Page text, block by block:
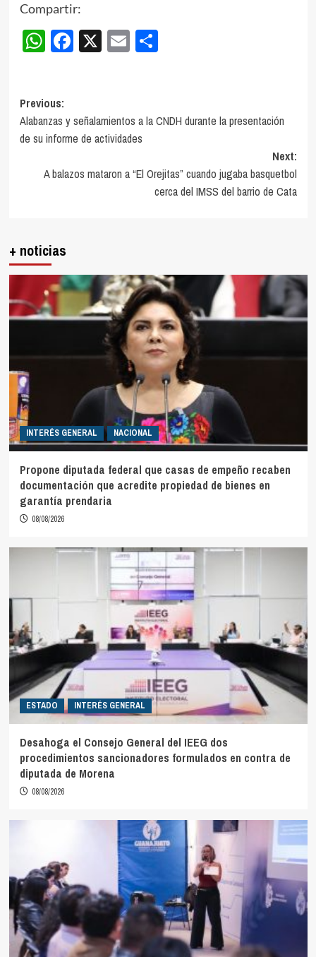
Compartir:
WhatsApp
Facebook
X EmailCompartir
Post
navigation
Previous:
Alabanzas y señalamientos a la CNDH durante la presentación
de su informe de actividades
Next:
A balazos mataron a “El Orejitas” cuando jugaba basquetbol
cerca del IMSS del barrio de Cata
+ noticias
INTERÉS GENERAL NACIONAL
Propone diputada federal que casas de empeño recaben
documentación que acredite propiedad de bienes en
garantía prendaria
08/08/2026
ESTADO INTERÉS GENERAL
Desahoga el Consejo General del IEEG dos
procedimientos sancionadores formulados en contra de
diputada de Morena
08/08/2026